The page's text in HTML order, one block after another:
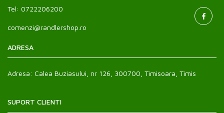
Lactate
Tel: 0722206200
comenzi@randlershop.ro
ADRESA
Adresa: Calea Buziasului, nr 126, 300700, Timisoara, Timis
SUPORT CLIENTI